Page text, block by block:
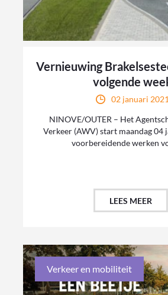
Vernieuwing
volgende
02 januari 2021
NINOVE/OUTER – Het
Verkeer (AWV) start maandag 04
voorbereidende werken
LEES MEER
Verkeer en mobiliteit